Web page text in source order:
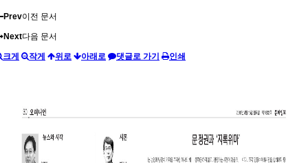
Prev이전 문서
Next다음 문서
크게 작게 위로 아래로 댓글로 가기 인쇄